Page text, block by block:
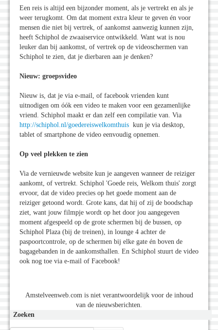
Een reis is altijd een bijzonder moment, als je vertrekt en als je
weer terugkomt. Om dat moment extra kleur te geven én voor
mensen die niet bij vertrek, of aankomst aanwezig kunnen zijn,
heeft Schiphol de zwaaiservice ontwikkeld. Want wat is nou
leuker dan bij aankomst, of vertrek op de videoschermen van
Schiphol te zien, dat je dierbaren aan je denken?
Nieuw: groepsvideo
Nieuw is, dat je via e-mail, of facebook vrienden kunt
uitnodigen om óók een video te maken voor een gezamenlijke
vriend. Schiphol maakt er dan zelf een compilatie van. Via
http://schiphol.nl/goedereiswelkomthuis kun je via desktop,
tablet of smartphone de video eenvoudig opnemen.
Op veel plekken te zien
Via de vernieuwde website kun je aangeven wanneer de reiziger
aankomt, of vertrekt. Schiphol 'Goede reis, Welkom thuis' zorgt
ervoor, dat de video precies op het goede moment aan de
reiziger getoond wordt. Grote kans, dat hij of zij de boodschap
ziet, want jouw filmpje wordt op het door jou aangegeven
moment afgespeeld op de grote schermen bij de bussen, op
Schiphol Plaza (bij de treinen), in lounge 4 achter de
paspoortcontrole, op de schermen bij elke gate én boven de
bagagebanden in de aankomsthallen. En Schiphol stuurt de video
ook nog toe via e-mail of Facebook!
Amstelveenweb.com is niet verantwoordelijk voor de inhoud
van de nieuwsberichten.
Zoeken